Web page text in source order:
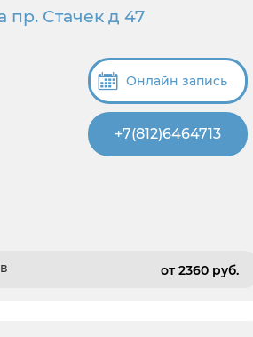
пр. Стачек д 47
Онлайн запись
+7(812)6464713
от 2360 pуб.